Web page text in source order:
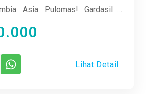
Asia Pulomas! Gardasil 9
maksimal terhadap
yang berbahaya. Dengan
dan tim medis profesional,
jadi lebih nyaman dan aman.
Lihat Detail